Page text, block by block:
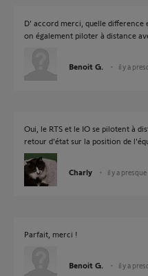
D' accord merci, quelle difference
on également piloter à distance
Benoit G. il y a
Oui, le RTS et le IO se pilotent à
retour d'état sur la position de
Charly il y a presque
Parfait, merci !
Benoit G. il y a